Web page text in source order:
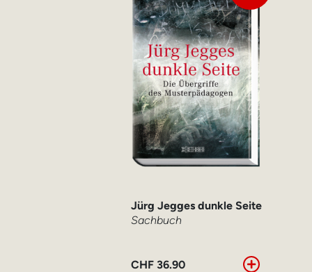
Jürg Jegges dunkle Seite
Sachbuch
CHF 36.90